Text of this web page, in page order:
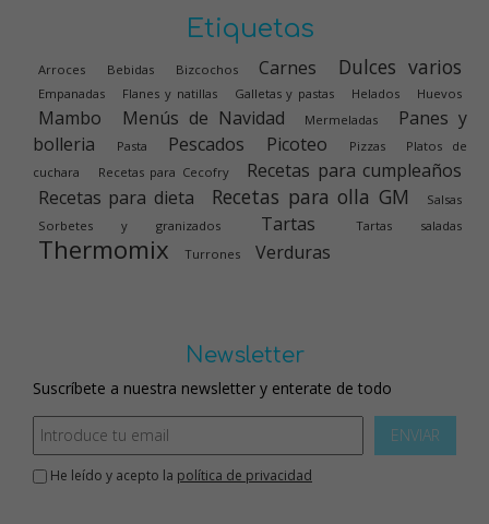
Etiquetas
Arroces Bebidas Bizcochos Carnes Dulces varios
Empanadas Flanes y natillas Galletas y pastas Helados Huevos
Mambo Menús de Navidad Mermeladas
Panes y
bolleria
Pasta Pescados Picoteo Pizzas
Platos de
cuchara
Recetas para Cecofry
Recetas para cumpleaños
Recetas para dieta
Recetas para olla GM
Salsas
Sorbetes y granizados
Tartas Tartas saladas
Thermomix Turrones Verduras
Newsletter
Suscríbete a nuestra newsletter y enterate de todo
ENVIAR
He leído y acepto la política de privacidad